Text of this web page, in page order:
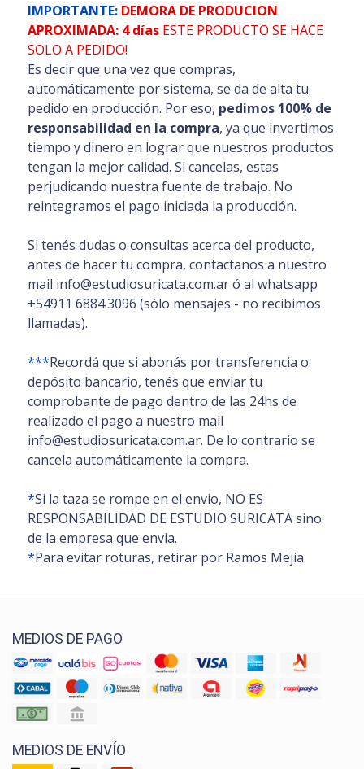
IMPORTANTE: DEMORA DE PRODUCION
APROXIMADA: 4 días ESTE PRODUCTO SE HACE
SOLO A PEDIDO!
Es decir que una vez que compras,
automáticamente por sistema, se da de alta tu
pedido en producción. Por eso, pedimos 100% de
responsabilidad en la compra, ya que invertimos
tiempo y dinero en lograr que nuestros productos
tengan la mejor calidad. Si cancelas, estas
perjudicando nuestra fuente de trabajo. No
reintegramos el pago iniciada la producción.
Si tenés dudas o consultas acerca del producto,
antes de hacer tu compra, contactanos a nuestro
mail info@estudiosuricata.com.ar ó al whatsapp
+54911 6884.3096 (sólo mensajes - no recibimos
llamadas).
***Recordá que si abonás por transferencia o
depósito bancario, tenés que enviar tu
comprobante de pago dentro de las 24hs de
realizado el pago a nuestro mail
info@estudiosuricata.com.ar. De lo contrario se
cancela automáticamente la compra.
*Si la taza se rompe en el envio, NO ES
RESPONSABILIDAD DE ESTUDIO SURICATA sino
de la empresa que envia.
*Para evitar roturas, retirar por Ramos Mejia.
MEDIOS DE PAGO
MEDIOS DE ENVÍO